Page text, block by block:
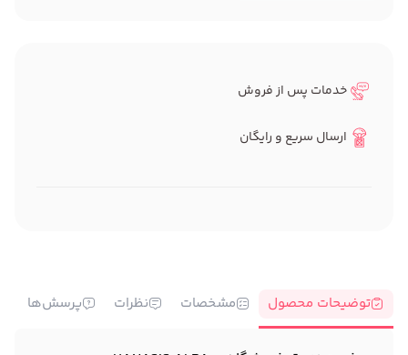
خدمات پس از فروش
ارسال سریع و رایگان
توضیحات محصول مشخصات نظرات پرسش‌ها